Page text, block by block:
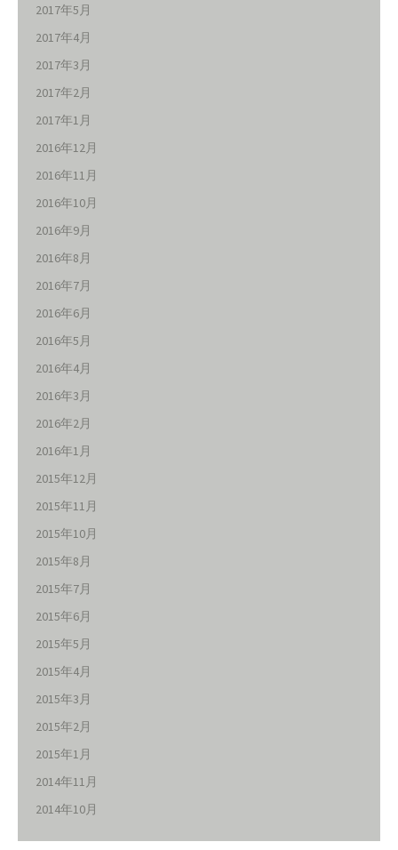
2017年5月
2017年4月
2017年3月
2017年2月
2017年1月
2016年12月
2016年11月
2016年10月
2016年9月
2016年8月
2016年7月
2016年6月
2016年5月
2016年4月
2016年3月
2016年2月
2016年1月
2015年12月
2015年11月
2015年10月
2015年8月
2015年7月
2015年6月
2015年5月
2015年4月
2015年3月
2015年2月
2015年1月
2014年11月
2014年10月